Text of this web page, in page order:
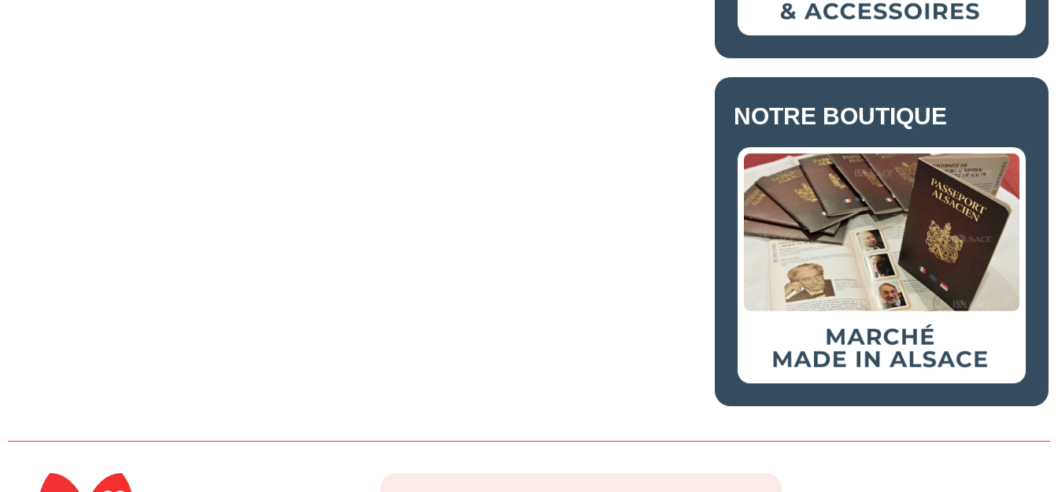
NOTRE BOUTIQUE